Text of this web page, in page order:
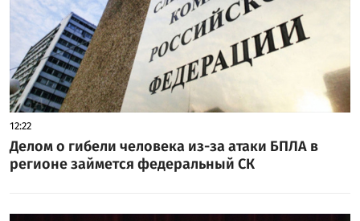
12:22
Делом о гибели человека из-за атаки БПЛА в
регионе займется федеральный СК